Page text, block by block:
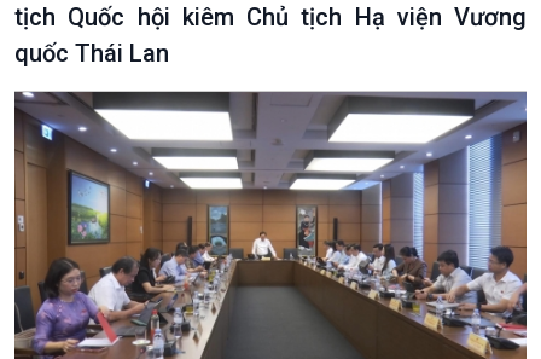
tịch Quốc hội kiêm Chủ tịch Hạ viện Vương
quốc Thái Lan